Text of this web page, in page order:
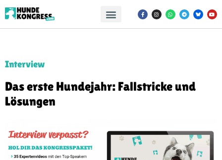
Interview
Das erste Hundejahr: Fallstricke und
Lösungen